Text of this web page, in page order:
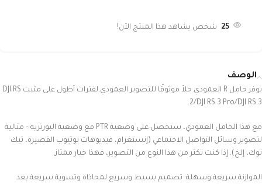
25 شخص يشاهد هذا المنتج الآن!
الوصف
يوفر حامل R العمودي حلاً موثوقًا للتصوير العمودي لفترات أطول على مثبت DJI RS
2/DJI RS 3 Pro/DJI RS 3.
مع هذا الحامل العمودي، ستحصل على وضعية PTR مع وضعية البورتريه – مثالية
لتصوير وسائل التواصل الاجتماعي (إنستغرام، فيديوهات يوتيوب القصيرة، تيك
توك، إلخ). إذا كنت تكثر من هذا النوع من التصوير، فهذا خيار ممتاز.
الموازنة سريعة وسهلة: تصميم بسيط وسريع لمحاذاة وتسوية سريعة بعد